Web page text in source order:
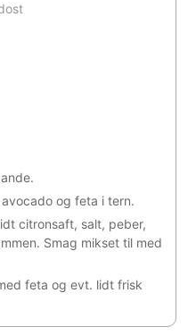
og feta i tern.
citronsaft, salt, peber,
Smag mikset til med
feta og evt. lidt frisk